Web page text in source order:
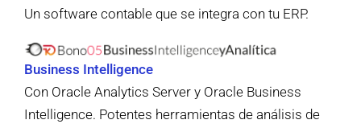
Un software contable que se integra con tu ERP.
Business Intelligence
Con Oracle Analytics Server y Oracle Business
Intelligence. Potentes herramientas de análisis de